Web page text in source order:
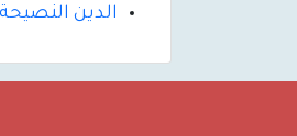
الدين النصيحة